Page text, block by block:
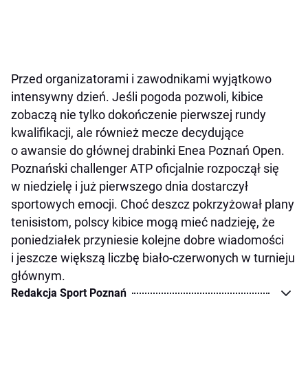
Przed organizatorami i zawodnikami wyjątkowo
intensywny dzień. Jeśli pogoda pozwoli, kibice
zobaczą nie tylko dokończenie pierwszej rundy
kwalifikacji, ale również mecze decydujące
o awansie do głównej drabinki Enea Poznań Open.
Poznański challenger ATP oficjalnie rozpoczął się
w niedzielę i już pierwszego dnia dostarczył
sportowych emocji. Choć deszcz pokrzyżował plany
tenisistom, polscy kibice mogą mieć nadzieję, że
poniedziałek przyniesie kolejne dobre wiadomości
i jeszcze większą liczbę biało-czerwonych w turnieju
głównym.
Redakcja Sport Poznań